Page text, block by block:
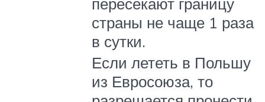
страны не чаще 1 раза
в сутки.
Если лететь в Польшу
из Евросоюза, то